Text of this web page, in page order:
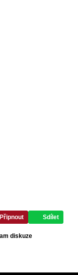
Připnout Sdílet